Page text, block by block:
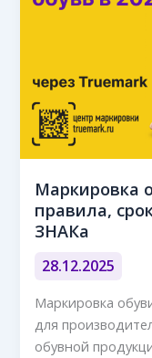
Маркировка
правила,
ЗНАКа
28.12.2025
Маркировка
для
обувной